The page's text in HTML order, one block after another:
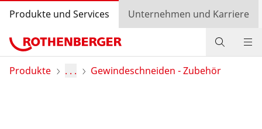
Produkte und Services Unternehmen und Karriere
Produkte
Produkte . . . Gewindeschneiden - Zubehör